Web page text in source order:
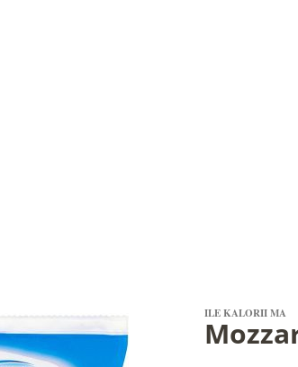
ILE KALORII MA